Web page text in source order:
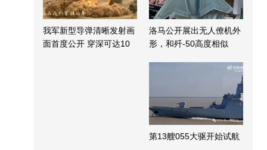
我军新型导弹清晰发射画
面首度公开 穿深可达10
洛马公开展出无人僚机外
形，和歼-50高度相似
第13艘055大驱开始试航